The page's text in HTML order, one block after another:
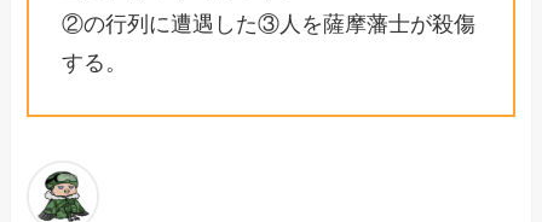
②の行列に遭遇した③人を薩摩藩士が殺傷
する。